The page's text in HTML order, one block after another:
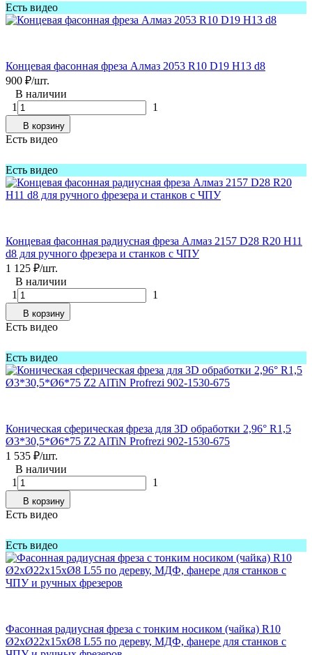
Есть видео
Концевая фасонная фреза Алмаз 2053 R10 D19 H13 d8
900 ₽/шт.
В наличии
1
1
В корзину
Есть видео
Есть видео
Концевая фасонная радиусная фреза Алмаз 2157 D28 R20 H11
d8 для ручного фрезера и станков с ЧПУ
1 125 ₽/шт.
В наличии
1
1
В корзину
Есть видео
Есть видео
Коническая сферическая фреза для 3D обработки 2,96° R1,5
Ø3*30,5*Ø6*75 Z2 AlTiN Profrezi 902-1530-675
1 535 ₽/шт.
В наличии
1
1
В корзину
Есть видео
Есть видео
Фасонная радиусная фреза с тонким носиком (чайка) R10
Ø2xØ22x15xØ8 L55 по дереву, МДФ, фанере для станков с